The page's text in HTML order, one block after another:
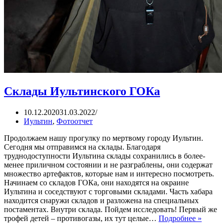
Склады Иультинского ГОКа
10.12.202031.03.2022
Иультин, Фотоотчет
Продолжаем нашу прогулку по мертвому городу Иультин.
Сегодня мы отправимся на склады. Благодаря
труднодоступности Иультина склады сохранились в более-
менее приличном состоянии и не разграблены, они содержат
множество артефактов, которые нам и интересно посмотреть.
Начинаем со складов ГОКа, они находятся на окраине
Иультина и соседствуют с торговыми складами. Часть хабара
находится снаружи складов и разложена на специальных
постаментах. Внутри склада. Пойдем исследовать! Первый же
трофей детей – противогазы, их тут целые… Подробнее »